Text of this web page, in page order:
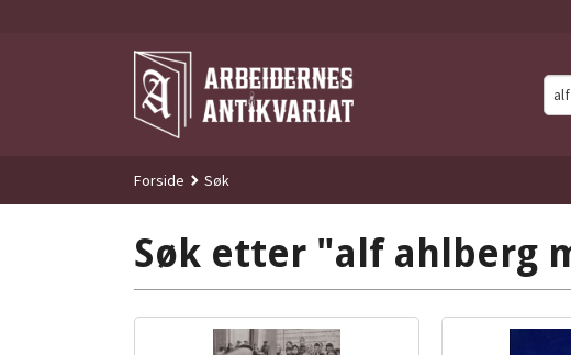
Forside Søk
Søk etter "alf ahlberg